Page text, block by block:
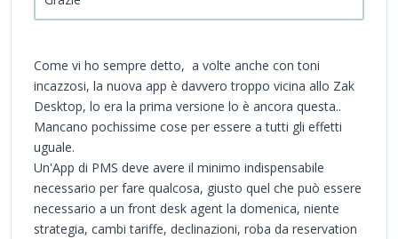
Come vi ho sempre detto, a volte anche con toni
incazzosi, la nuova app è davvero troppo vicina allo Zak
Desktop, lo era la prima versione lo è ancora questa..
Mancano pochissime cose per essere a tutti gli effetti
uguale.
Un'App di PMS deve avere il minimo indispensabile
necessario per fare qualcosa, giusto quel che può essere
necessario a un front desk agent la domenica, niente
strategia, cambi tariffe, declinazioni, roba da reservation